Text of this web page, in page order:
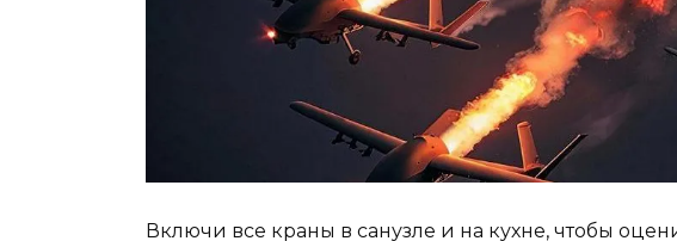
Включи все краны в санузле и на кухне, чтобы